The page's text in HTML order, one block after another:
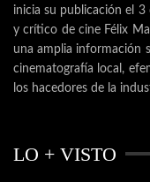
inicia su publicación el
y crítico de cine Félix
una amplia información
cinematografía local,
los hacedores de la
LO + VISTO